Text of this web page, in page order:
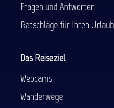
Fragen und Antworten
Ratschläge für Ihren Urlaub
Das Reiseziel
Webcams
Wanderwege